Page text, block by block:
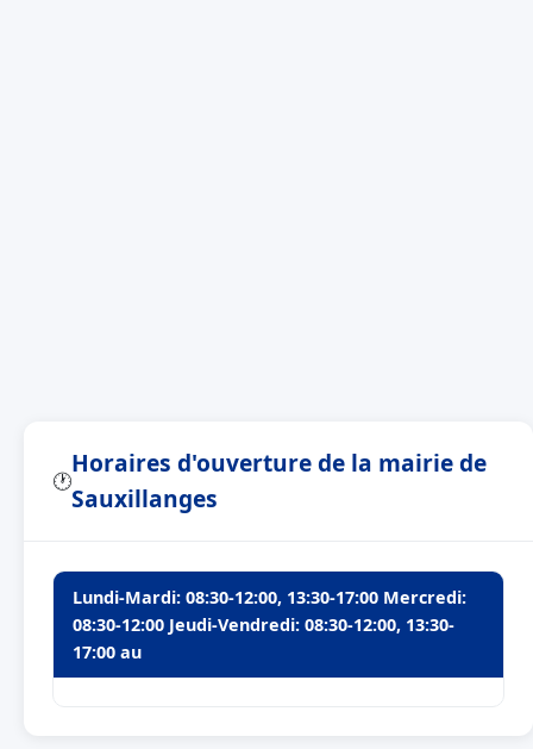
🕐
Horaires d'ouverture de la mairie de
Sauxillanges
Lundi-Mardi: 08:30-12:00, 13:30-17:00 Mercredi:
08:30-12:00 Jeudi-Vendredi: 08:30-12:00, 13:30-
17:00 au